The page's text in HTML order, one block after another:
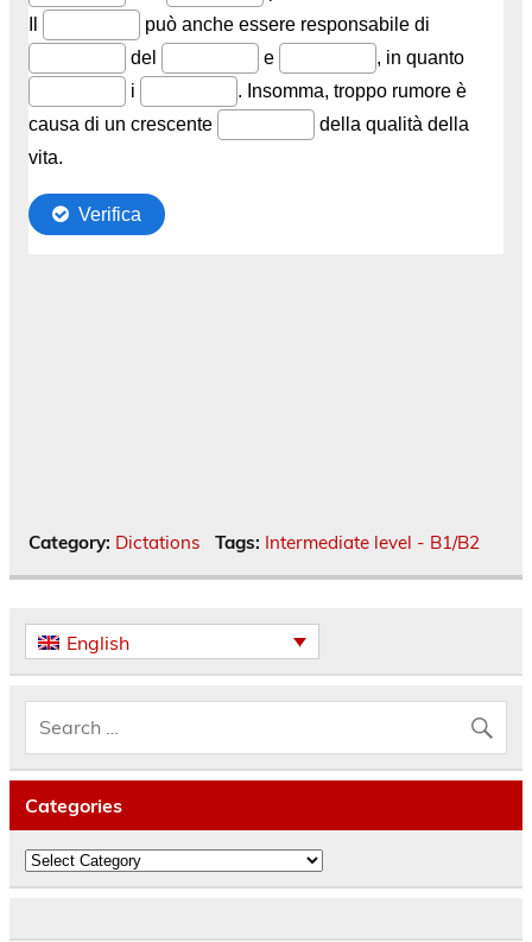
Category: Dictations Tags: Intermediate level - B1/B2
English
Categories
Categories